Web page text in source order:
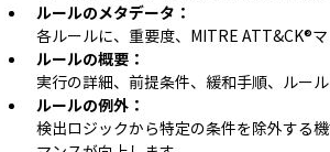
ルールのメタデータ：
各ルールに、重要度、MITRE ATT&CK®
ルールの概要：
実行の詳細、前提条件、緩和手順、ルー
ルールの例外：
検出ロジックから特定の条件を除外する